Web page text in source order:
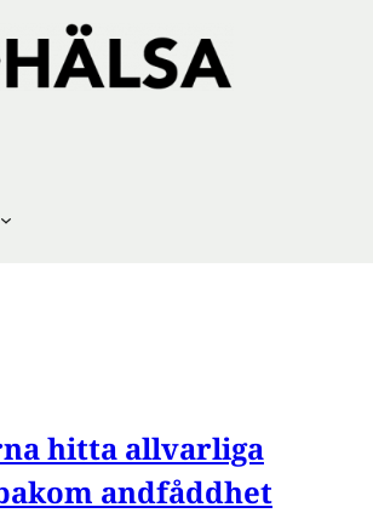
hitta allvarliga
andfåddhet